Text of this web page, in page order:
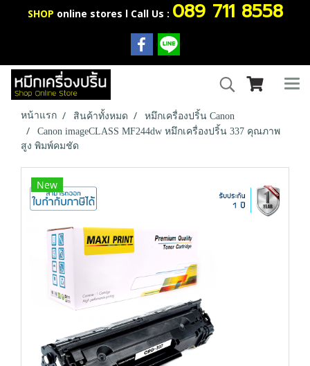
SHOP online stores l Call Us : 089 711 8558
หน้าแรก สินค้าทั้งหมด
หมึกเครื่องปริ้น Canon
Canon imageCLASS MF244dw หมึกเครื่องปริ้น 337 คุณภาพ
สูง พิมพ์คมชัด
New